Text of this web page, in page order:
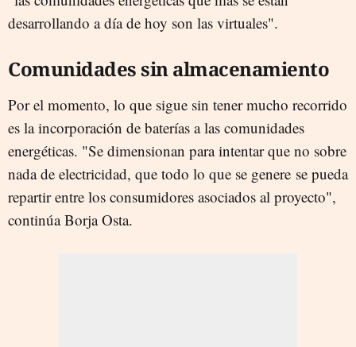
desarrollando a día de hoy son las virtuales".
Comunidades sin almacenamiento
Por el momento, lo que sigue sin tener mucho recorrido
es la incorporación de baterías a las comunidades
energéticas. "Se dimensionan para intentar que no sobre
nada de electricidad, que todo lo que se genere se pueda
repartir entre los consumidores asociados al proyecto",
continúa Borja Osta.